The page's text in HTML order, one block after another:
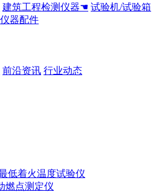
建筑工程检测仪器☚ 试验机/试验箱
仪器配件
前沿资讯 行业动态
低着火温度试验仪
燃点测定仪